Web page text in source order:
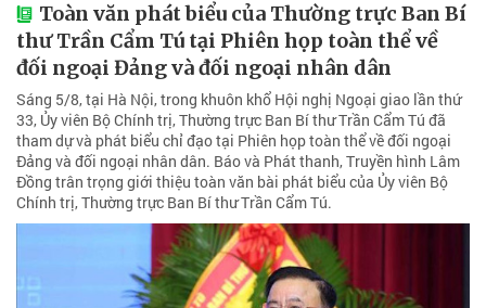
Toàn văn phát biểu của Thường trực Ban Bí
thư Trần Cẩm Tú tại Phiên họp toàn thể về
đối ngoại Đảng và đối ngoại nhân dân
Sáng 5/8, tại Hà Nội, trong khuôn khổ Hội nghị Ngoại giao lần thứ
33, Ủy viên Bộ Chính trị, Thường trực Ban Bí thư Trần Cẩm Tú đã
tham dự và phát biểu chỉ đạo tại Phiên họp toàn thể về đối ngoại
Đảng và đối ngoại nhân dân. Báo và Phát thanh, Truyền hình Lâm
Đồng trân trọng giới thiệu toàn văn bài phát biểu của Ủy viên Bộ
Chính trị, Thường trực Ban Bí thư Trần Cẩm Tú.